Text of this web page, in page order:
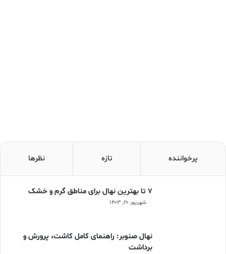
پرخواننده تازه نظرها
۷ تا بهترین نهال برای مناطق گرم و خشک
شهریور ۲۰, ۱۴۰۳
نهال صنوبر: راهنمای کامل کاشت، پرورش و
برداشت